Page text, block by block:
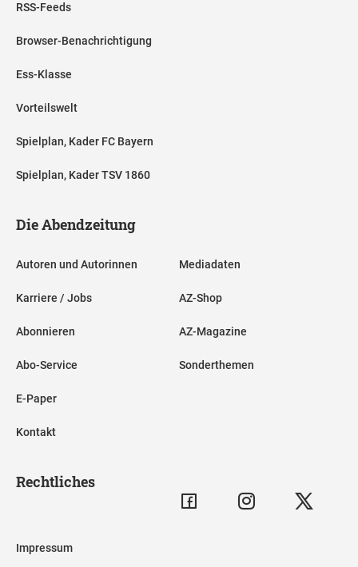
RSS-Feeds
Browser-Benachrichtigung
Ess-Klasse
Vorteilswelt
Spielplan, Kader FC Bayern
Spielplan, Kader TSV 1860
Die Abendzeitung
Autoren und Autorinnen
Karriere / Jobs
Abonnieren
Abo-Service
E-Paper
Kontakt
Mediadaten
AZ-Shop
AZ-Magazine
Sonderthemen
Rechtliches
Impressum